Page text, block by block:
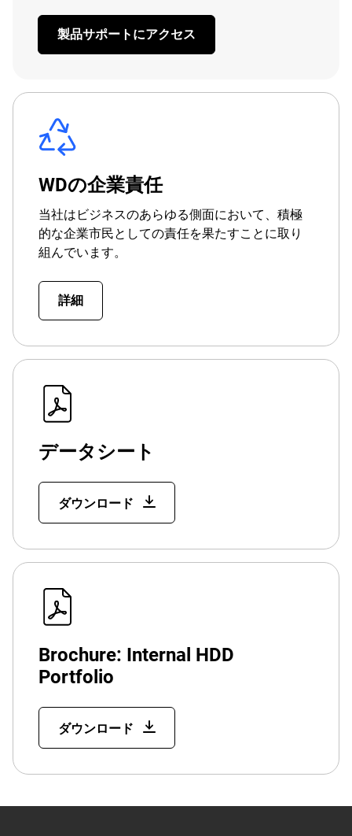
製品サポートにアクセス
WDの企業責任
当社はビジネスのあらゆる側面において、積極
的な企業市民としての責任を果たすことに取り
組んでいます。
詳細
データシート
ダウンロード
Brochure: Internal HDD
Portfolio
ダウンロード